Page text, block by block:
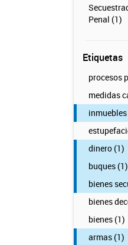
Penal (1)
Etiquetas
procesos
medidas
dinero (1)
buques (1)
bienes
bienes
bienes (1)
armas (1)